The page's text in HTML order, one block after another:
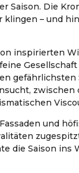
Saison. Die
klingen – und
inspirierten
gefährlichsten
und
die Saison ins